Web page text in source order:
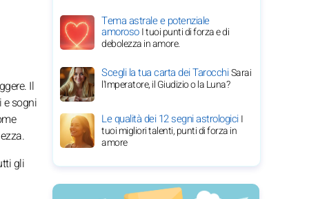
Il
e sogni
gli
Tema astrale e potenziale
amorosoI tuoi punti di forza e di
debolezza in amore.
Scegli la tua carta dei TarocchiSarai
l'Imperatore, il Giudizio o la Luna?
Le qualità dei 12 segni astrologiciI
tuoi migliori talenti, punti di forza in
amore